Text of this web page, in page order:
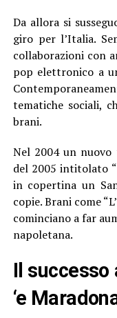
Da allora si
giro per l’Italia.
collaborazioni con
pop elettronico a
tematiche sociali,
brani.
Nel 2004 un nuovo
del 2005 intitolato
in copertina un
copie. Brani come
cominciano a far
napoletana.
Il successo
‘e